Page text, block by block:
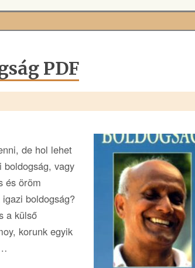
PDF
de hol lehet
boldogság, vagy
és öröm
boldogság?
a külső
korunk egyik